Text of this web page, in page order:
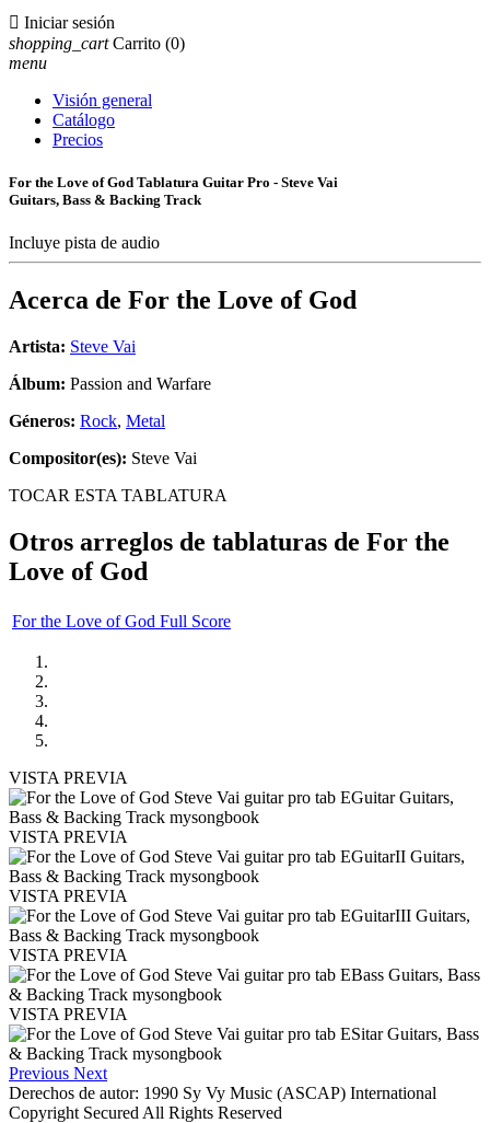
 Iniciar sesión
shopping_cart Carrito (0)
menu
Visión general
Catálogo
Precios
For the Love of God Tablatura Guitar Pro - Steve Vai
Guitars, Bass & Backing Track
Incluye pista de audio
Acerca de For the Love of God
Artista: Steve Vai
Álbum: Passion and Warfare
Géneros: Rock, Metal
Compositor(es): Steve Vai
TOCAR ESTA TABLATURA
Otros arreglos de tablaturas de For the
Love of God
For the Love of God Full Score
VISTA PREVIA
VISTA PREVIA
VISTA PREVIA
VISTA PREVIA
VISTA PREVIA
Previous Next
Derechos de autor: 1990 Sy Vy Music (ASCAP) International
Copyright Secured All Rights Reserved